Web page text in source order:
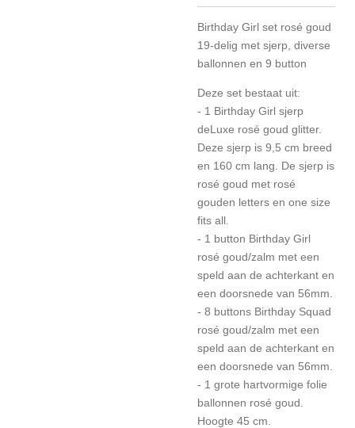
Birthday Girl set rosé goud
19-delig met sjerp, diverse
ballonnen en 9 button
Deze set bestaat uit:
- 1 Birthday Girl sjerp
deLuxe rosé goud glitter.
Deze sjerp is 9,5 cm breed
en 160 cm lang. De sjerp is
rosé goud met rosé
gouden letters en one size
fits all.
- 1 button Birthday Girl
rosé goud/zalm met een
speld aan de achterkant en
een doorsnede van 56mm.
- 8 buttons Birthday Squad
rosé goud/zalm met een
speld aan de achterkant en
een doorsnede van 56mm.
- 1 grote hartvormige folie
ballonnen rosé goud.
Hoogte 45 cm.